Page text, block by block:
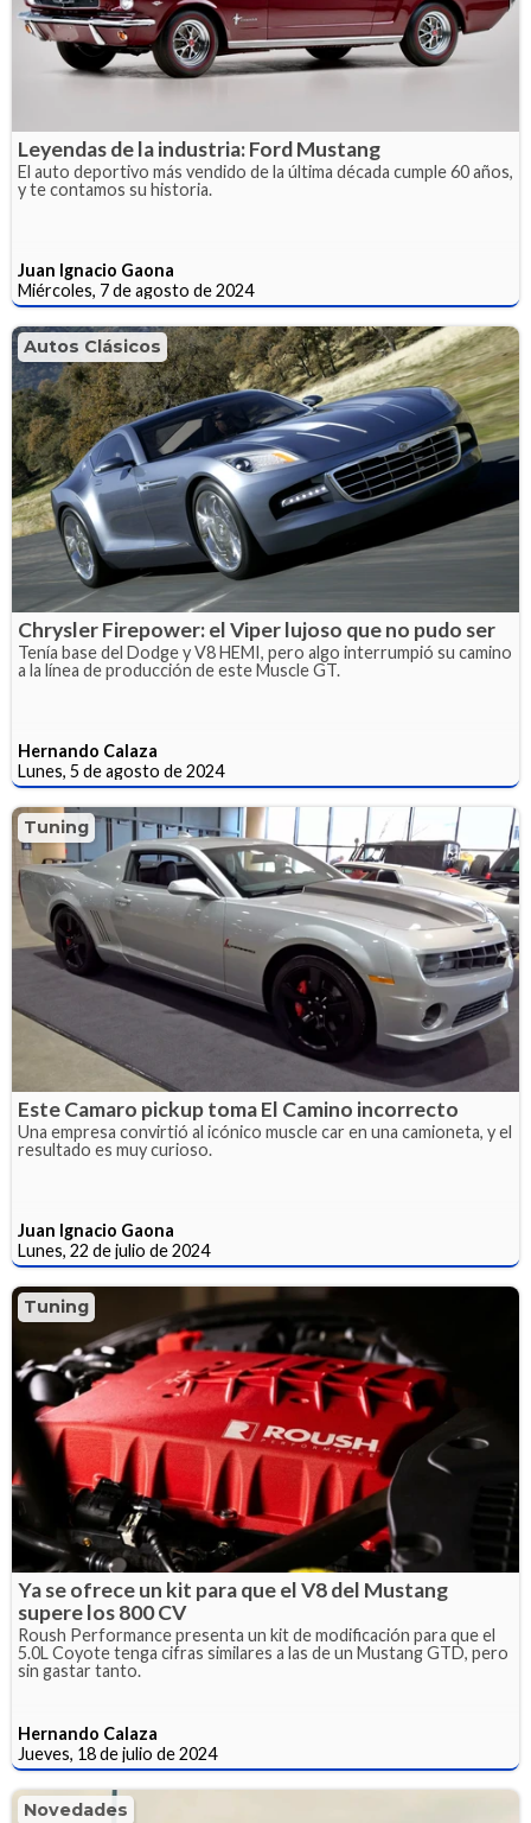
Leyendas de la industria: Ford Mustang
El auto deportivo más vendido de la última década cumple 60 años,
y te contamos su historia.
Juan Ignacio Gaona
Miércoles, 7 de agosto de 2024
Autos Clásicos
Chrysler Firepower: el Viper lujoso que no pudo ser
Tenía base del Dodge y V8 HEMI, pero algo interrumpió su camino
a la línea de producción de este Muscle GT.
Hernando Calaza
Lunes, 5 de agosto de 2024
Tuning
Este Camaro pickup toma El Camino incorrecto
Una empresa convirtió al icónico muscle car en una camioneta, y el
resultado es muy curioso.
Juan Ignacio Gaona
Lunes, 22 de julio de 2024
Tuning
Ya se ofrece un kit para que el V8 del Mustang
supere los 800 CV
Roush Performance presenta un kit de modificación para que el
5.0L Coyote tenga cifras similares a las de un Mustang GTD, pero
sin gastar tanto.
Hernando Calaza
Jueves, 18 de julio de 2024
Novedades